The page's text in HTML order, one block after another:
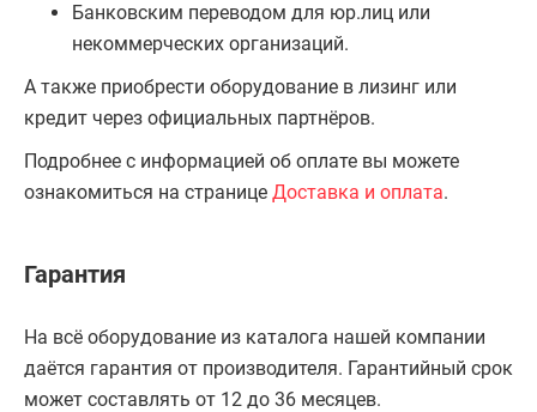
Банковским переводом для юр.лиц или
некоммерческих организаций.
А также приобрести оборудование в лизинг или
кредит через официальных партнёров.
Подробнее с информацией об оплате вы можете
ознакомиться на странице Доставка и оплата.
Гарантия
На всё оборудование из каталога нашей компании
даётся гарантия от производителя. Гарантийный срок
может составлять от 12 до 36 месяцев.